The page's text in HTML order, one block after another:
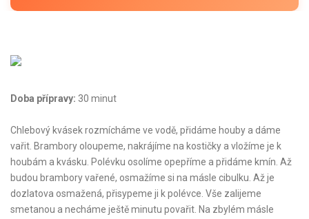
Doba přípravy: 30 minut
Chlebový kvásek rozmícháme ve vodě, přidáme houby a dáme
vařit. Brambory oloupeme, nakrájíme na kostičky a vložíme je k
houbám a kvásku. Polévku osolíme opepříme a přidáme kmín. Až
budou brambory vařené, osmažíme si na másle cibulku. Až je
dozlatova osmažená, přisypeme ji k polévce. Vše zalijeme
smetanou a necháme ještě minutu povařit. Na zbylém másle